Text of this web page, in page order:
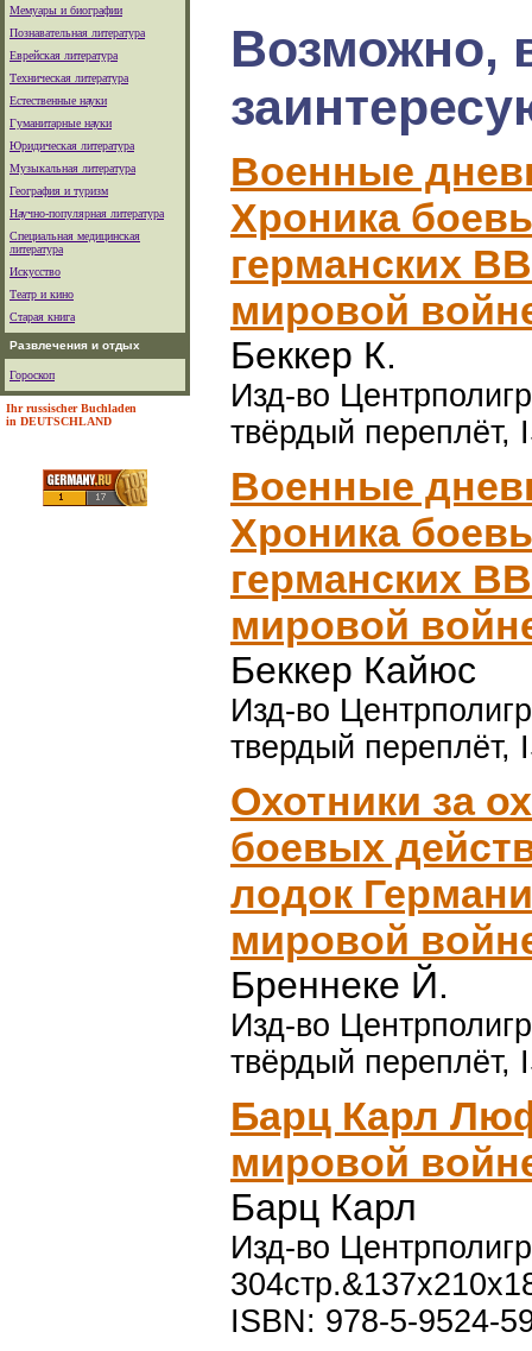
Мемуары и биографии
Познавательная литература
Еврейская литература
Техническая литература
Естественные науки
Гуманитарные науки
Юридическая литература
Музыкальная литература
География и туризм
Научно-популярная литература
Специальная медицинская
литература
Искусство
Театр и кино
Старая книга
Развлечения и отдых
Гороскоп
Ihr russischer Buchladen
in DEUTSCHLAND
Возможно,
Военные
Хроника
германских
мировой
Беккер К.
Изд-во
твёрдый переплёт,
Военные
Хроника
германских
мировой
Беккер Кайюс
Изд-во
твердый переплёт,
Охотники за
боевых
лодок
мировой
Бреннеке Й.
Изд-во
твёрдый переплёт,
Барц Карл
мировой
Барц Карл
Изд-во
ISBN: 978-5-9524-